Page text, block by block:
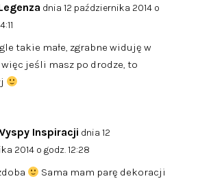
dnia 12 października 2014 o
takie małe, zgrabne widuję w
więc jeśli masz po drodze, to
Inspiracji dnia 12
2014 o godz. 12:28
Sama mam parę dekoracji